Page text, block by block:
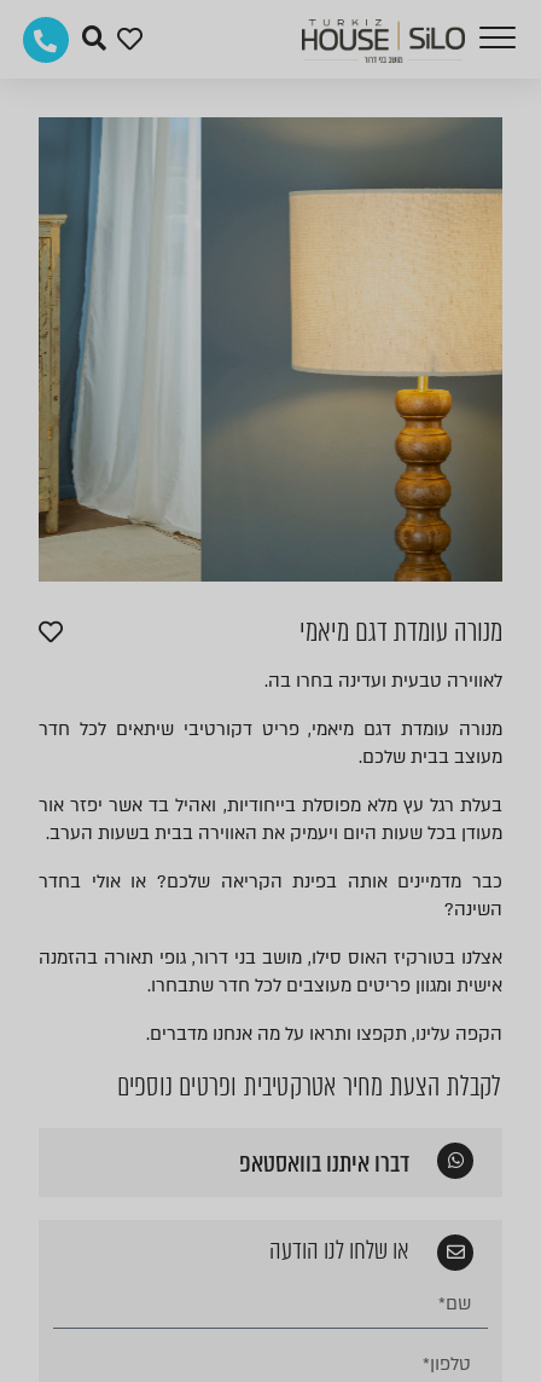
מנורה עומדת דגם מיאמי
לאווירה טבעית ועדינה בחרו בה.
מנורה עומדת דגם מיאמי, פריט דקורטיבי שיתאים לכל חדר
מעוצב בבית שלכם.
בעלת רגל עץ מלא מפוסלת בייחודיות, ואהיל בד אשר יפזר אור
מעודן בכל שעות היום ויעמיק את האווירה בבית בשעות הערב.
כבר מדמיינים אותה בפינת הקריאה שלכם? או אולי בחדר
השינה?
אצלנו בטורקיז האוס סילו, מושב בני דרור, גופי תאורה בהזמנה
אישית ומגוון פריטים מעוצבים לכל חדר שתבחרו.
הקפה עלינו, תקפצו ותראו על מה אנחנו מדברים.
לקבלת הצעת מחיר אטרקטיבית ופרטים נוספים
דברו איתנו בוואסטאפ
או שלחו לנו הודעה